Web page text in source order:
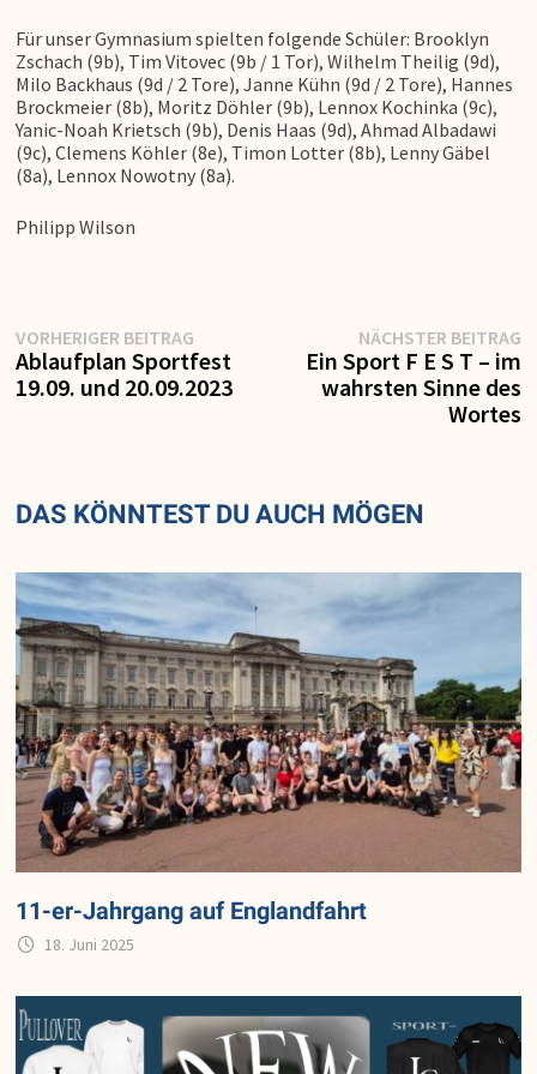
Für unser Gymnasium spielten folgende Schüler: Brooklyn
Zschach (9b), Tim Vitovec (9b / 1 Tor), Wilhelm Theilig (9d),
Milo Backhaus (9d / 2 Tore), Janne Kühn (9d / 2 Tore), Hannes
Brockmeier (8b), Moritz Döhler (9b), Lennox Kochinka (9c),
Yanic-Noah Krietsch (9b), Denis Haas (9d), Ahmad Albadawi
(9c), Clemens Köhler (8e), Timon Lotter (8b), Lenny Gäbel
(8a), Lennox Nowotny (8a).
Philipp Wilson
Beitragsnavigation
VORHERIGER BEITRAG
Beitrag:
Ablaufplan Sportfest
19.09. und 20.09.2023
NÄCHSTER BEITRAG
Ein Sport F E S T – im
wahrsten Sinne des
Wortes
DAS KÖNNTEST DU AUCH MÖGEN
11-er-Jahrgang auf Englandfahrt
18. Juni 2025